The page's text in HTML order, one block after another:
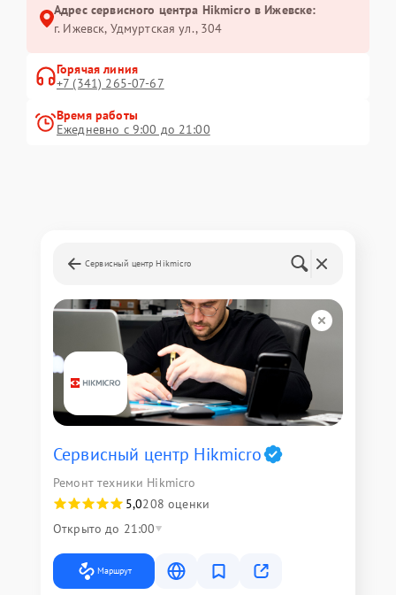
Адрес сервисного центра Hikmicro в Ижевске:
г. Ижевск, Удмуртская ул., 304
Горячая линия
+7 (341) 265-07-67
Время работы
Ежедневно с 9:00 до 21:00
Сервисный центр Hikmicro
Сервисный центр Hikmicro
Ремонт техники Hikmicro
5,0208 оценки
Открыто до 21:00
Маршрут